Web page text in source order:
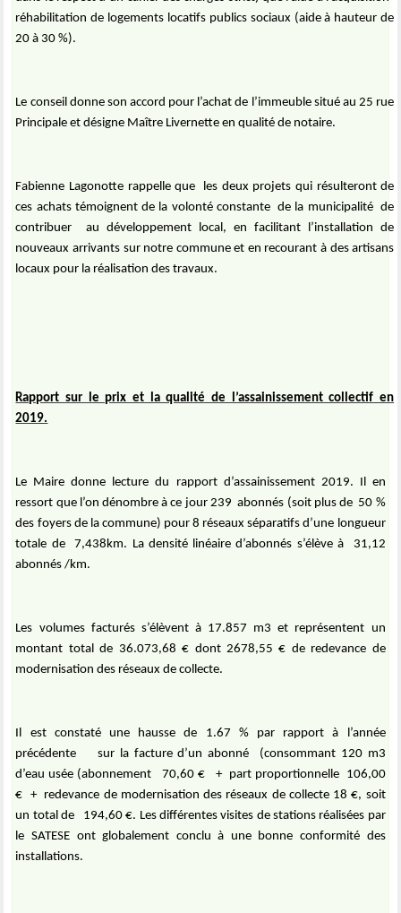
réhabilitation de logements locatifs publics sociaux (aide à hauteur de
20 à 30 %).
Le conseil donne son accord pour l’achat de l’immeuble situé au 25 rue
Principale et désigne Maître Livernette en qualité de notaire.
Fabienne Lagonotte rappelle que
les deux projets qui résulteront de
ces achats témoignent de la volonté constante de la municipalité de
contribuer
au développement local, en facilitant l’installation de
nouveaux arrivants sur notre commune et en recourant à des artisans
locaux pour la réalisation des travaux.
Rapport sur le prix et la qualité de l’assainissement collectif en
2019.
Le Maire donne lecture du rapport d’assainissement 2019. Il en
ressort que l’on dénombre à ce jour 239 abonnés (soit plus de 50 %
des foyers de la commune) pour 8 réseaux séparatifs d’une longueur
totale de
7,438km. La densité linéaire d’abonnés s’élève à
31,12
abonnés /km.
Les volumes facturés s’élèvent à 17.857 m3 et représentent un
montant total de 36.073,68 € dont 2678,55 € de redevance de
modernisation des réseaux de collecte.
Il est constaté une hausse de 1.67 % par rapport à l’année
précédente
sur la facture d’un abonné
(consommant 120 m3
d’eau usée (abonnement
70,60 € + part proportionnelle
106,00
€ +
redevance de modernisation des réseaux de collecte 18 €, soit
un total de
194,60 €. Les différentes visites de stations réalisées par
le SATESE ont globalement conclu à une bonne conformité des
installations.